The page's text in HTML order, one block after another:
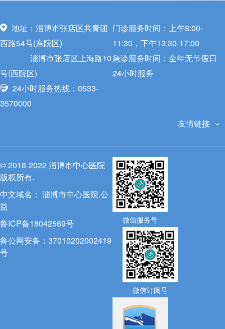
地址：淄博市张店区共青团
西路54号(东院区)
淄博市张店区上海路10
号(西院区)
24小时服务热线：0533-
3570000
门诊服务时间：上午8:00-
11:30，下午13:30-17:00
急诊服务时间：全年无节假日
24小时服务
友情链接
© 2018-2022 淄博市中心医院
版权所有.
中文域名： 淄博市中心医院.公
益
鲁ICP备18042569号
鲁公网安备：37010202002419
号
微信服务号
微信订阅号